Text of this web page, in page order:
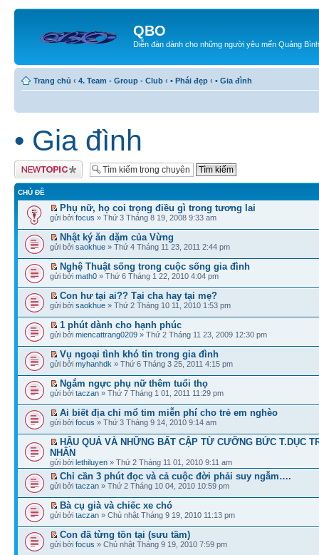
QBO
Diễn đàn dành cho những người yêu mến Quảng Bình
Trang chủ ‹ 4. Team - Group - Club ‹ • Phái đẹp ‹ • Gia đình
• Gia đình
Tạo chủ đề mới
CHỦ ĐỀ
Phụ nữ, họ coi trọng điều gì trong tương lai
gửi bởi focus » Thứ 3 Tháng 8 19, 2008 9:33 am
Nhật ký ăn dặm của Vừng
gửi bởi saokhue » Thứ 4 Tháng 11 23, 2011 2:44 pm
Nghệ Thuật sống trong cuộc sống gia đình
gửi bởi math0 » Thứ 6 Tháng 1 22, 2010 4:04 pm
Con hư tại ai?? Tại cha hay tại mẹ?
gửi bởi saokhue » Thứ 2 Tháng 10 11, 2010 1:53 pm
1 phút dành cho hạnh phúc
gửi bởi miencattrang0209 » Thứ 2 Tháng 11 23, 2009 12:30 pm
Vụ ngoại tình khó tin trong gia đình
gửi bởi myhanhdk » Thứ 6 Tháng 3 25, 2011 4:15 pm
Ngắm ngực phụ nữ thêm tuổi thọ
gửi bởi taczan » Thứ 7 Tháng 1 01, 2011 11:29 pm
Ai biết địa chỉ mổ tim miễn phí cho trẻ em nghèo
gửi bởi focus » Thứ 3 Tháng 9 14, 2010 9:14 am
HẬU QUẢ VÀ NHỮNG BẤT CẬP TỪ CƯỠNG BỨC T.DỤC
NHÂN
gửi bởi lethiluyen » Thứ 2 Tháng 11 01, 2010 9:11 am
Chỉ cần 3 phút đọc và cả cuộc đời phải suy ngẫm….
gửi bởi taczan » Thứ 2 Tháng 10 04, 2010 10:59 pm
Bà cụ già và chiếc xe chó
gửi bởi taczan » Chủ nhật Tháng 9 19, 2010 11:13 pm
Con đã từng tồn tại (sưu tầm)
gửi bởi focus » Chủ nhật Tháng 9 19, 2010 7:59 pm